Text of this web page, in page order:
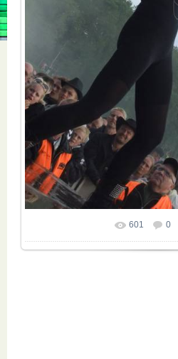
Размер фотографии:
601 0